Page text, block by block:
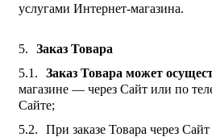
услугами Интернет-магазина.
Заказ Товара
Заказ Товара может
магазине — через Сайт или по
Сайте;
При заказе Товара через